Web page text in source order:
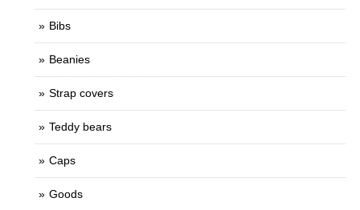
Bibs
Beanies
Strap covers
Teddy bears
Caps
Goods